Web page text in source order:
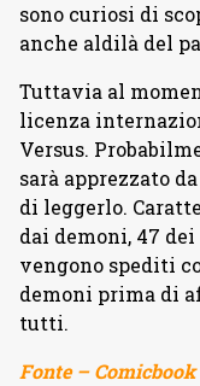
sono curiosi di
anche aldilà del
Tuttavia al
licenza
Versus.
sarà apprezzato
di leggerlo.
dai demoni, 47
vengono spediti
demoni prima di
tutti.
Fonte – Comicbook